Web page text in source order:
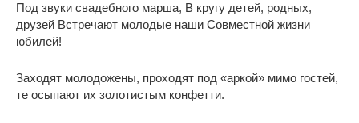
Под звуки свадебного марша, В кругу детей, родных,
друзей Встречают молодые наши Совместной жизни
юбилей!
Заходят молодожены, проходят под «аркой» мимо гостей,
те осыпают их золотистым конфетти.